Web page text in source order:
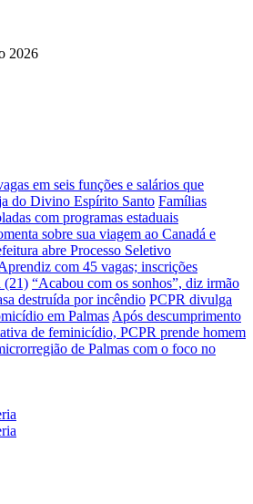
2026
em seis funções e salários que
do Divino Espírito Santo Famílias
com programas estaduais
sobre sua viagem ao Canadá e
abre Processo Seletivo
com 45 vagas; inscrições
(21) “Acabou com os sonhos”, diz irmão
destruída por incêndio PCPR divulga
em Palmas Após descumprimento
de feminicídio, PCPR prende homem
de Palmas com o foco no